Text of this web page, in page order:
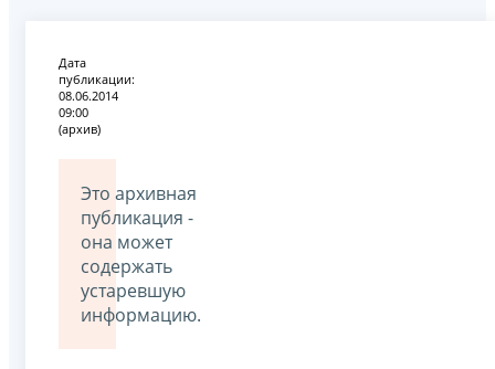
Дата
публикации:
08.06.2014
09:00
(архив)
Это архивная
публикация -
она может
содержать
устаревшую
информацию.